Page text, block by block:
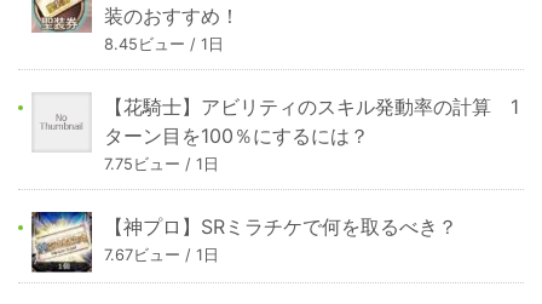
装のおすすめ！
8.45ビュー / 1日
【花騎士】アビリティのスキル発動率の計算 1
ターン目を100％にするには？
7.75ビュー / 1日
【神プロ】SRミラチケで何を取るべき？
7.67ビュー / 1日